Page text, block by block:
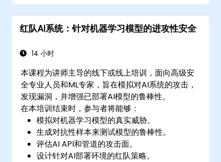
红队AI系统：针对机器学习模型的进攻性安全
14 小时
本课程为讲师主导的线下或线上培训，面向高级安
全专业人员和ML专家，旨在模拟对AI系统的攻击，
发现漏洞，并增强已部署AI模型的鲁棒性。
在本培训结束时，参与者将能够：
模拟对机器学习模型的真实威胁。
生成对抗性样本来测试模型的鲁棒性。
评估AI API和管道的攻击面。
设计针对AI部署环境的红队策略。